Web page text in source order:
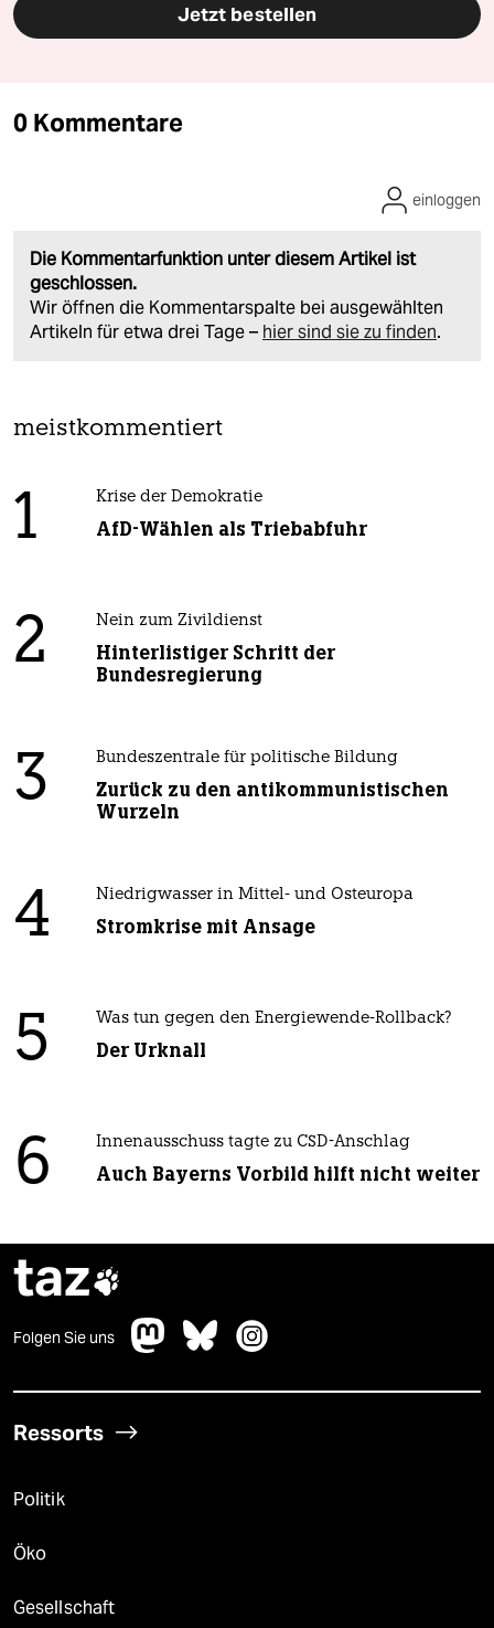
Jetzt bestellen
0 Kommentare
Die Kommentarfunktion unter diesem Artikel ist
geschlossen.
Wir öffnen die Kommentarspalte bei ausgewählten
Artikeln für etwa drei Tage – hier sind sie zu finden.
einloggen
meistkommentiert
1 Krise der Demokratie
AfD-Wählen als Triebabfuhr
2 Nein zum Zivildienst
Hinterlistiger Schritt der
Bundesregierung
3 Bundeszentrale für politische Bildung
Zurück zu den antikommunistischen
Wurzeln
4 Niedrigwasser in Mittel- und Osteuropa
Stromkrise mit Ansage
5 Was tun gegen den Energiewende-Rollback?
Der Urknall
6 Innenausschuss tagte zu CSD-Anschlag
Auch Bayerns Vorbild hilft nicht weiter
taz
Folgen Sie uns
Ressorts
Politik
Öko
Gesellschaft